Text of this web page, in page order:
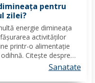
pentru
zilei?
energie dimineața
activităților
printr-o alimentație
Citește despre
dimineața. În general,
Sanatate